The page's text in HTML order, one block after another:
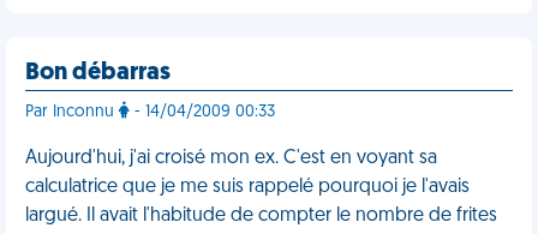
Bon débarras
Par Inconnu - 14/04/2009 00:33
Aujourd'hui, j'ai croisé mon ex. C'est en voyant sa
calculatrice que je me suis rappelé pourquoi je l'avais
largué. Il avait l'habitude de compter le nombre de frites